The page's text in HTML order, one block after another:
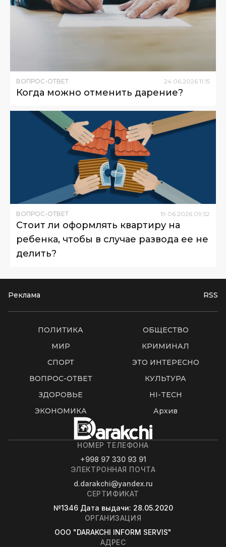
ВОПРОС-ОТВЕТ 24.06.2026 11:15
Когда можно отменить дарение?
ВОПРОС-ОТВЕТ 19 06 2026 09:52
Стоит ли оформлять квартиру на
ребенка, чтобы в случае развода ее не
делить?
Реклама RSS
ПОЛИТИКА
ОБЩЕСТВО
МИР
КРИМИНАЛ
СПОРТ
ЭТО ИНТЕРЕСНО
ВОПРОС-ОТВЕТ
КУЛЬТУРА
ЗДОРОВЬЕ
HI-TECH
ЭКОНОМИКА
Архив
НОМЕР ТЕЛЕФОНА
+998 97 330 93 91
ЭЛЕКТРОННАЯ ПОЧТА
d.darakchi@yandex.ru
СЕРТИФИКАТ
№1346 Дата выдачи: 28.05.2020
ОРГАНИЗАЦИЯ
OOO "DARAKCHI INFORM SERVIS"
АДРЕС